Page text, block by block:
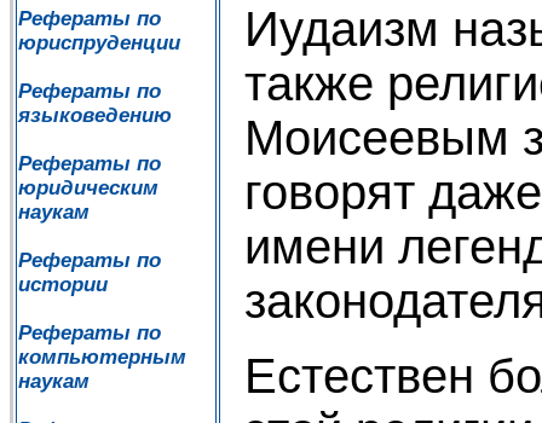
Рефераты по
юриспруденции
Рефераты по
языковедению
Рефераты по
юридическим
наукам
Рефераты по
истории
Рефераты по
компьютерным
наукам
Иудаизм
также
Моисеевым
говорят
имени
Естествен